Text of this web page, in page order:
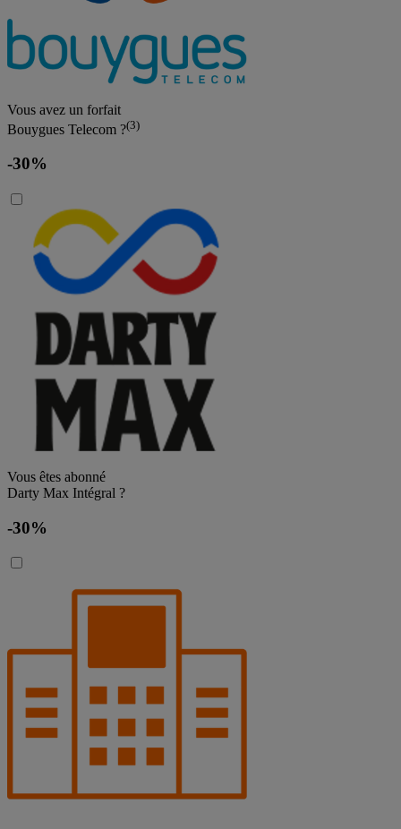
Vous avez un forfait
Bouygues Telecom ?(3)
-30%
Vous êtes abonné
Darty Max Intégral ?
-30%